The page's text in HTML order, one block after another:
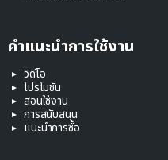
คำแนะนำการใช้งาน
วิดีโอ
โปรโมชัน
สอนใช้งาน
การสนับสนุน
แนะนำการซื้อ